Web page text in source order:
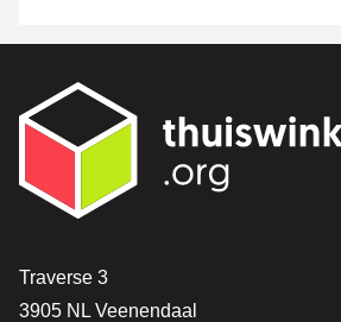
[_General:Contact]
Traverse 3
3905 NL Veenendaal